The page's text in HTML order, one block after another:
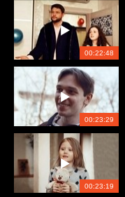
00:22:48
00:23:29
00:23:19